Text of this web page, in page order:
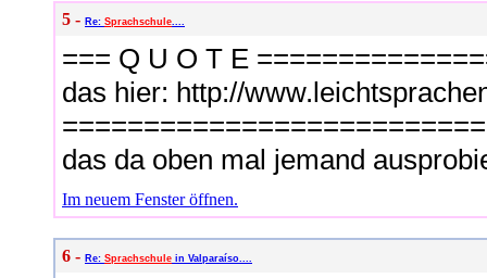
5 - Re: Sprachschule....
=== Q U O T E
das hier: http://
das da oben mal jemand
Im neuem Fenster öffnen.
6 - Re: Sprachschule in Valparaíso....